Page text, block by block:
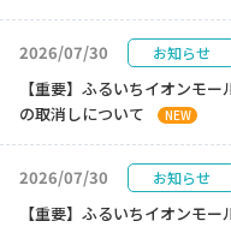
2026/07/30 お知らせ
【重要】ふるいちイオンモ
の取消しについて
NEW
2026/07/30 お知らせ
【重要】ふるいちイオンモ